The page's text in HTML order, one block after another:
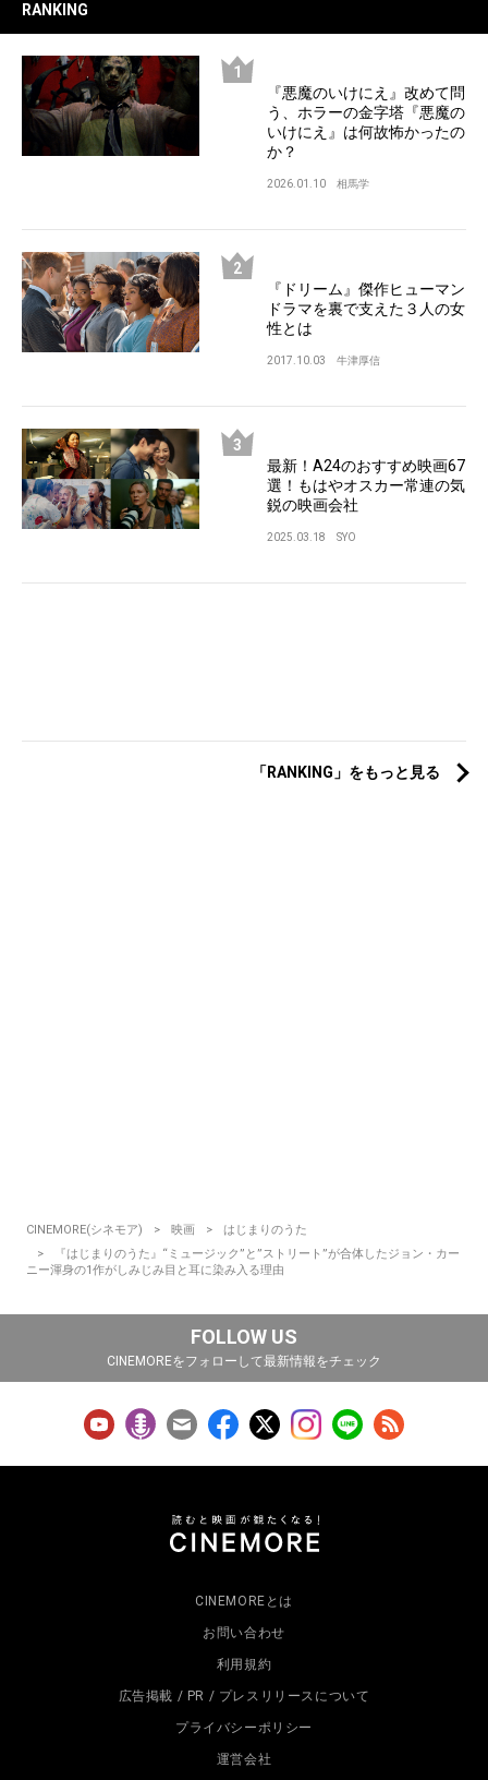
RANKING
『悪魔のいけにえ』改めて問
う、ホラーの金字塔『悪魔の
いけにえ』は何故怖かったの
か？
2026.01.10 相馬学
『ドリーム』傑作ヒューマン
ドラマを裏で支えた３人の女
性とは
2017.10.03 牛津厚信
最新！A24のおすすめ映画67
選！もはやオスカー常連の気
鋭の映画会社
2025.03.18 SYO
「RANKING」をもっと見る
CINEMORE(シネモア) 映画
はじまりのうた
『はじまりのうた』“ミュージック”と”ストリート”が合体したジョン・カー
ニー渾身の1作がしみじみ目と耳に染み入る理由
FOLLOW US
CINEMOREをフォローして最新情報をチェック
CINEMOREとは
お問い合わせ
利用規約
広告掲載 / PR / プレスリリースについて
プライバシーポリシー
運営会社